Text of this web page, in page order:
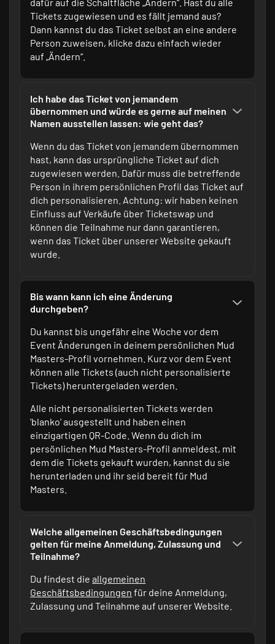
Tickets zugewiesen und es fällt jemand aus?
Dann kannst du das Ticket selbst an eine andere
Person zuweisen, klicke dazu einfach wieder
auf „Ändern“.
Ich habe das Ticket von jemandem
übernommen und würde es gerne auf meinen
Namen ausstellen lassen: wie geht das?
Wenn du das Ticket von jemandem übernommen
hast, kann das ursprüngliche Ticket auf dich
zugewiesen werden. Dafür muss die betreffende
Person in ihrem persönlichen Profil das Ticket auf
dich personalisieren. Achtung: wir haben keinen
Einfluss auf Verkäufe über Ticketswap und
können die Teilnahme nur dann garantieren,
wenn das Ticket über unserer Website gekauft
wurde.
Bis wann kann ich eine Änderung
durchgeben?
Du kannst bis ungefähr eine Woche vor dem
Event Änderungen in deinem persönlichen Mud
Masters-Profil vornehmen. Kurz vor dem Event
können alle Tickets (auch nicht personalisierte
Tickets) heruntergeladen werden.
Alle nicht personalisierten Tickets werden
'blanko' ausgestellt und haben einen
einzigartigen QR-Code. Wenn du dich im
persönlichen Mud Masters-Profil anmeldest, mit
dem die Tickets gekauft wurden, kannst du sie
herunterladen und ihr seid bereit für Mud
Masters.
Welche allgemeinen Geschäftsbedingungen
gelten für meine Anmeldung, Zulassung und
Teilnahme?
Du findest dieallgemeinen
Geschäftsbedingungen für deine Anmeldung,
Zulassung und Teilnahme auf unserer Website.